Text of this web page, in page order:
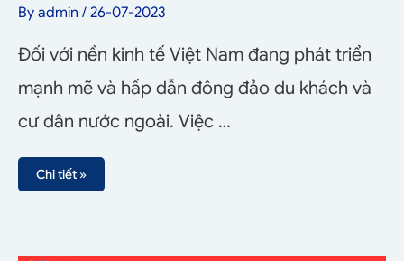
By admin / 26-07-2023
Đối với nền kinh tế Việt Nam đang phát triển
mạnh mẽ và hấp dẫn đông đảo du khách và
cư dân nước ngoài. Việc …
Chi tiết »